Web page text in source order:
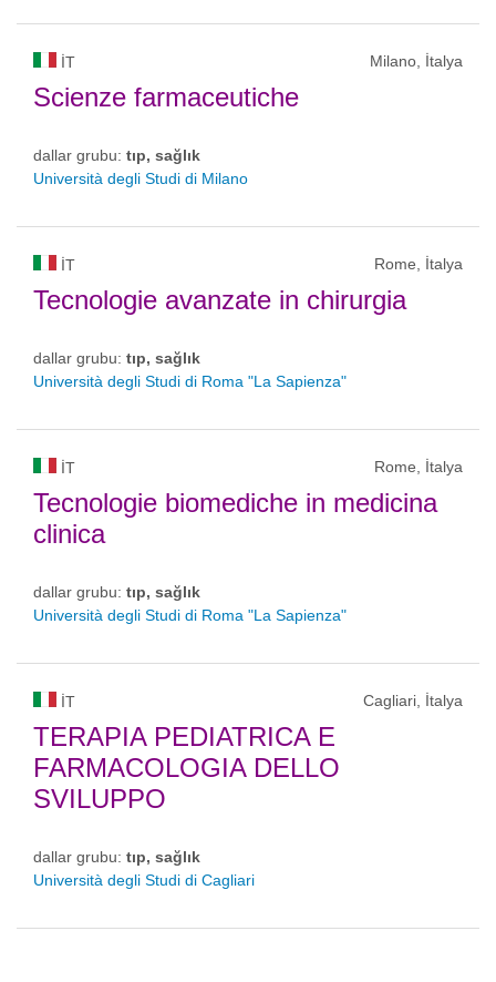
IT Milano, İtalya
Scienze farmaceutiche
dallar grubu: tıp, sağlık
Università degli Studi di Milano
IT Rome, İtalya
Tecnologie avanzate in chirurgia
dallar grubu: tıp, sağlık
Università degli Studi di Roma "La Sapienza"
IT Rome, İtalya
Tecnologie biomediche in medicina
clinica
dallar grubu: tıp, sağlık
Università degli Studi di Roma "La Sapienza"
IT Cagliari, İtalya
TERAPIA PEDIATRICA E
FARMACOLOGIA DELLO
SVILUPPO
dallar grubu: tıp, sağlık
Università degli Studi di Cagliari